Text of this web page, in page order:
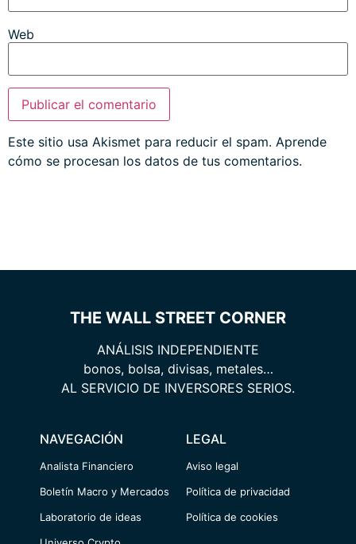
Web
Este sitio usa Akismet para reducir el spam. Aprende
cómo se procesan los datos de tus comentarios.
THE WALL STREET CORNER
ANÁLISIS INDEPENDIENTE
bonos, bolsa, divisas, metales…
AL SERVICIO DE INVERSORES SERIOS.
NAVEGACIÓN
Analista Financiero
Boletín Macro y Mercados
Laboratorio de ideas
LEGAL
Aviso legal
Política de privacidad
Política de cookies